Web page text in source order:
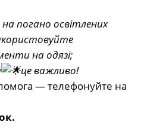
погано освітлених
на одязі;
це важливо!
— телефонуйте на